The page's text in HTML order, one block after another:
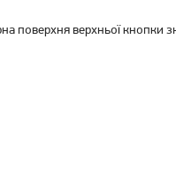
поверхня верхньої кнопки